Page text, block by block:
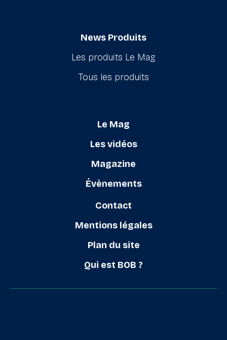
News Produits
Les produits Le Mag
Tous les produits
Le Mag
Les vidéos
Magazine
Évènements
Contact
Mentions légales
Plan du site
Qui est BOB ?